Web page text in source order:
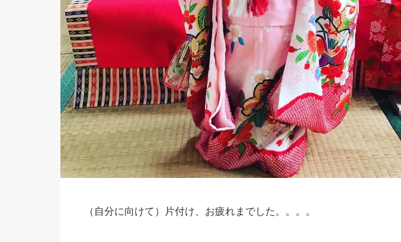
（自分に向けて）片付け、お疲れまでした。。。。